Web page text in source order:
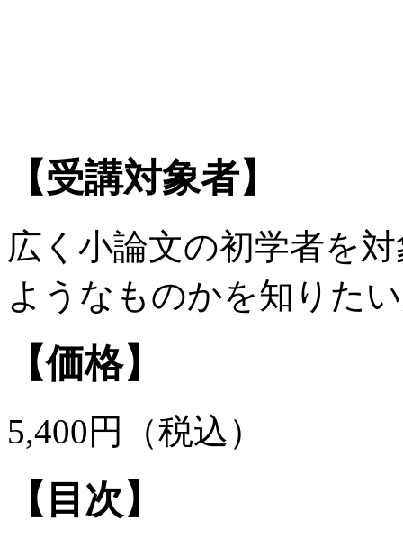
【受講対象者】
広く小論文の初学者を
ようなものかを知りた
【価格】
5,400円（税込）
【目次】